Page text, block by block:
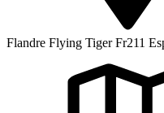
Flandre Flying Tiger Fr211